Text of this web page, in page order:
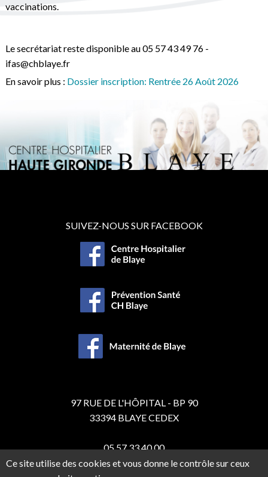
vaccinations.
Le secrétariat reste disponible au 05 57 43 49 76 -
ifas@chblaye.fr
En savoir plus : Dossier inscription: Rentrée 26 Août 2026
SUIVEZ-NOUS SUR FACEBOOK
97 RUE DE L'HÔPITAL - BP 90
33394 BLAYE CEDEX
05 57 33 40 00
Ce site utilise des cookies et vous donne le contrôle sur ceux